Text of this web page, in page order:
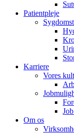
Patientpleje
Karriere
Vores
Om os